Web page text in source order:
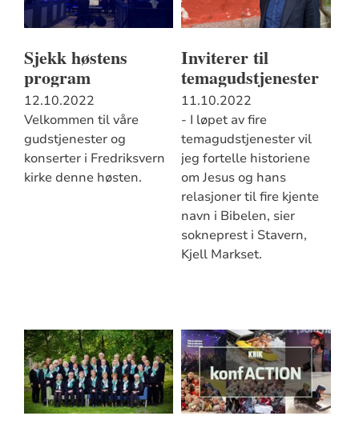
Sjekk høstens
program
12.10.2022
Velkommen til våre
gudstjenester og
konserter i Fredriksvern
kirke denne høsten.
Inviterer til
temagudstjenester
11.10.2022
- I løpet av fire
temagudstjenester vil
jeg fortelle historiene
om Jesus og hans
relasjoner til fire kjente
navn i Bibelen, sier
sokneprest i Stavern,
Kjell Markset.